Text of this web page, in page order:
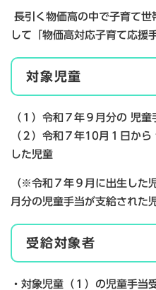
長引く物価高の中で子育て世
して「物価高対応子育て応援
対象児童
（１）令和７年９月分の 児
（２）令和７年10月１日か
した児童
（※令和７年９月に出生した
月分の児童手当が支給された
受給対象者
・対象児童（１）の児童手当